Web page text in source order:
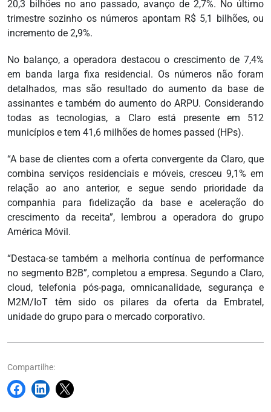
20,3 bilhões no ano passado, avanço de 2,7%. No último
trimestre sozinho os números apontam R$ 5,1 bilhões, ou
incremento de 2,9%.
No balanço, a operadora destacou o crescimento de 7,4%
em banda larga fixa residencial. Os números não foram
detalhados, mas são resultado do aumento da base de
assinantes e também do aumento do ARPU. Considerando
todas as tecnologias, a Claro está presente em 512
municípios e tem 41,6 milhões de homes passed (HPs).
“A base de clientes com a oferta convergente da Claro, que
combina serviços residenciais e móveis, cresceu 9,1% em
relação ao ano anterior, e segue sendo prioridade da
companhia para fidelização da base e aceleração do
crescimento da receita”, lembrou a operadora do grupo
América Móvil.
“Destaca-se também a melhoria contínua de performance
no segmento B2B”, completou a empresa. Segundo a Claro,
cloud, telefonia pós-paga, omnicanalidade, segurança e
M2M/IoT têm sido os pilares da oferta da Embratel,
unidade do grupo para o mercado corporativo.
Compartilhe: